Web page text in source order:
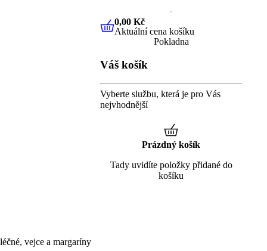
vejce a margaríny
0,00 KčAktuální cena košíku
0,00 Kč
Aktuální cena košíku
Pokladna
Váš košík
Vyberte službu, která je pro Vás
nejvhodnější
Prázdný košík
Tady uvidíte položky přidané do
košíku